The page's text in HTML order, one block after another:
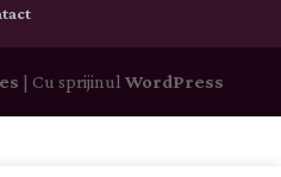
| Cu sprijinulWordPress